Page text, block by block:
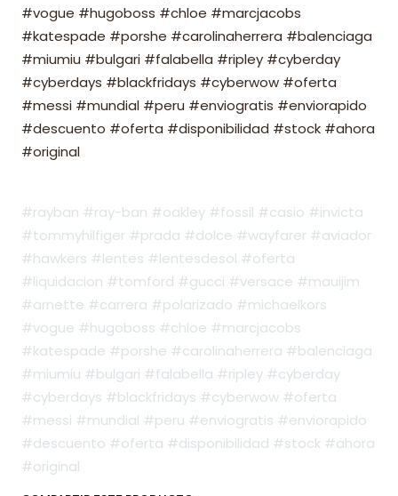
#vogue #hugoboss #chloe #marcjacobs
#katespade #porshe #carolinaherrera #balenciaga
#miumiu #bulgari #falabella #ripley #cyberday
#cyberdays #blackfridays #cyberwow #oferta
#messi #mundial #peru #enviogratis #enviorapido
#descuento #oferta #disponibilidad #stock #ahora
#original
#rayban #ray-ban #oakley #fossil #casio #invicta
#tommyhilfiger #prada #dolce #wayfarer #aviador
#hawkers #lentes #lentesdesol #oferta
#liquidacion #tomford #gucci #versace #mauijim
#arnette #carrera #polarizado #michaelkors
#vogue #hugoboss #chloe #marcjacobs
#katespade #porshe #carolinaherrera #balenciaga
#miumiu #bulgari #falabella #ripley #cyberday
#cyberdays #blackfridays #cyberwow #oferta
#messi #mundial #peru #enviogratis #enviorapido
#descuento #oferta #disponibilidad #stock #ahora
#original